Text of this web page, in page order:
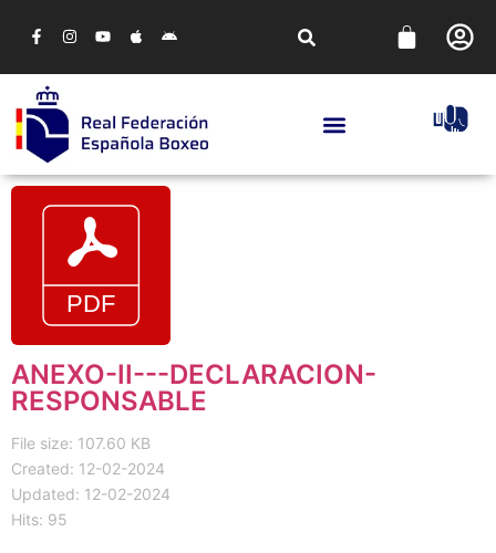
ANEXO-II---DECLARACION-
RESPONSABLE
File size: 107.60 KB
Created: 12-02-2024
Updated: 12-02-2024
Hits: 95